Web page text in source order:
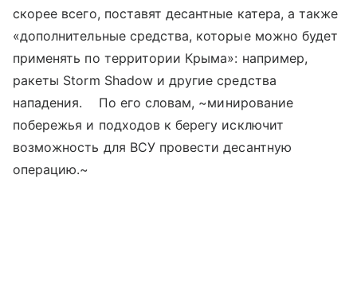
скорее всего, поставят десантные катера, а также
«дополнительные средства, которые можно будет
применять по территории Крыма»: например,
ракеты Storm Shadow и другие средства
нападения. По его словам, ~минирование
побережья и подходов к берегу исключит
возможность для ВСУ провести десантную
операцию.~